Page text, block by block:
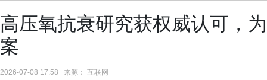
高压氧抗衰研究获权威认可，
案
2026-07-08 17:58 来源： 互联网